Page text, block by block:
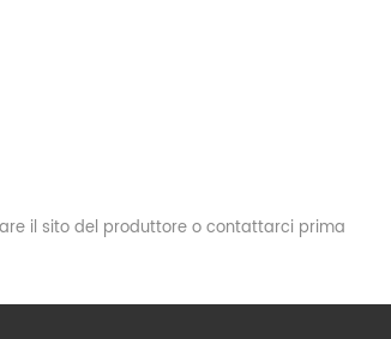
il sito del produttore o contattarci prima